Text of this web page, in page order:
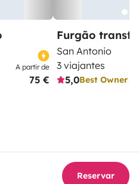
A partir de
75 €
Furgão
San Antonio
3 viajantes
5,0Best Owner
Reservar